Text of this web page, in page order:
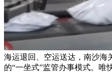
海运退回、空运送达，南沙海
的“一坐式”监管办事模式。唯